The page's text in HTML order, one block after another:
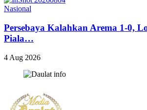
Nasional
Persebaya Kalahkan Arema 1-0,
Piala…
4 Aug 2026